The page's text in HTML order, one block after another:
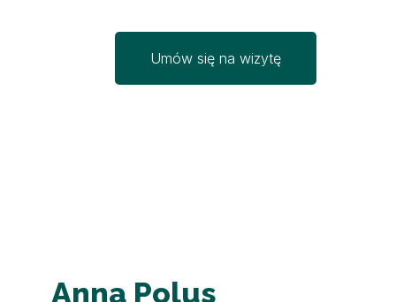
Umów się na wizytę
Anna Polus